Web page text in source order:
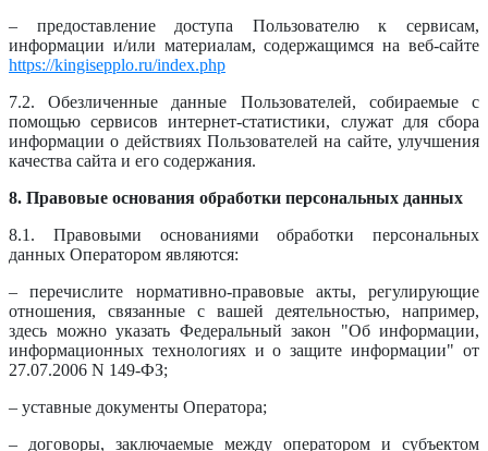
– предоставление доступа Пользователю к сервисам,
информации и/или материалам, содержащимся на веб-сайте
https://kingisepplo.ru/index.php
7.2. Обезличенные данные Пользователей, собираемые с
помощью сервисов интернет-статистики, служат для сбора
информации о действиях Пользователей на сайте, улучшения
качества сайта и его содержания.
8. Правовые основания обработки персональных данных
8.1. Правовыми основаниями обработки персональных
данных Оператором являются:
– перечислите нормативно-правовые акты, регулирующие
отношения, связанные с вашей деятельностью, например,
здесь можно указать Федеральный закон "Об информации,
информационных технологиях и о защите информации" от
27.07.2006 N 149-ФЗ;
– уставные документы Оператора;
– договоры, заключаемые между оператором и субъектом